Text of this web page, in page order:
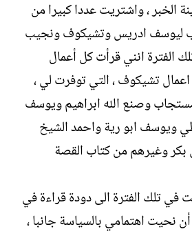
الخبر ، واشتريت عددا كبيرا من
ليوسف ادريس وتشيكوف ونجيب
الفترة انني قرأت كل أعمال
تشيكوف ، التي توفرت لي ،
وصنع الله ابراهيم ويوسف
ويوسف ابو رية واحمد الشيخ
وغيرهم من كتاب القصة
في تلك الفترة الى دودة قراءة في
أن نحيت اهتمامي بالسياسة جانبا ،